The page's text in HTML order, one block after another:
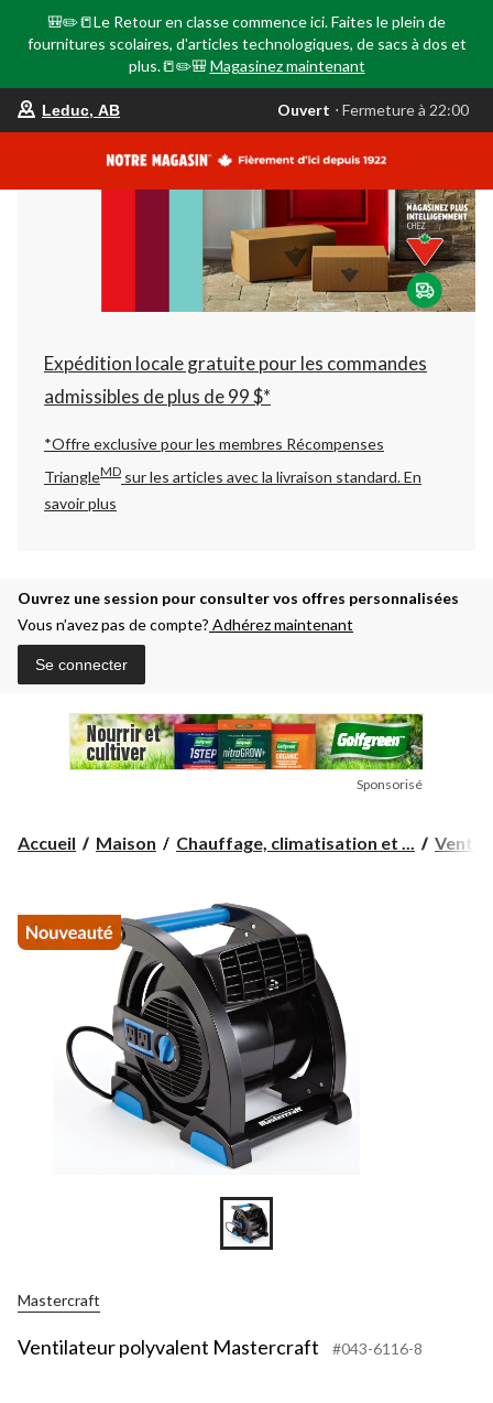
🎒✏️📒Le Retour en classe commence ici. Faites le plein de
fournitures scolaires, d'articles technologiques, de sacs à dos et
plus.📒✏️🎒 Magasinez maintenant
votre
est
AB,
Ouvert,
Fermeture
à
22:00
changer
Leduc, AB Ouvert ⋅ Fermeture à 22:00
Expédition locale gratuite pour les commandes
admissibles de plus de 99 $*
*Offre exclusive pour les membres Récompenses
TriangleMD sur les articles avec la livraison standard.En
savoir plus
Ouvrez une session pour consulter vos offres personnalisées
Vous n’avez pas de compte? Adhérez maintenant
Se connecter
Sponsorisé
Accueil Maison Chauffage, climatisation et ...
Mastercraft
Ventilateur polyvalent Mastercraft #043-6116-8